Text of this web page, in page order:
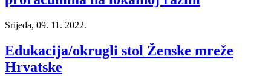
Srijeda, 09. 11. 2022.
Edukacija/okrugli stol Ženske mreže
Hrvatske